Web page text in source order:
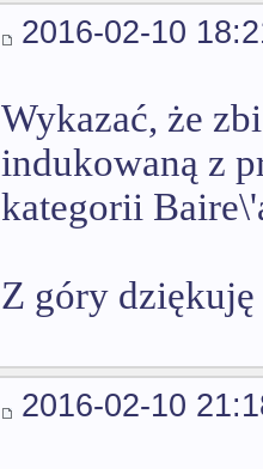
2016-02-10
Wykazać, że
indukowaną z
kategorii
Z góry
2016-02-10